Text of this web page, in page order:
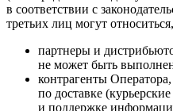
в соответствии с
третьих лиц могут
партнеры и
не может быть
контрагенты
по доставке
и поддержке